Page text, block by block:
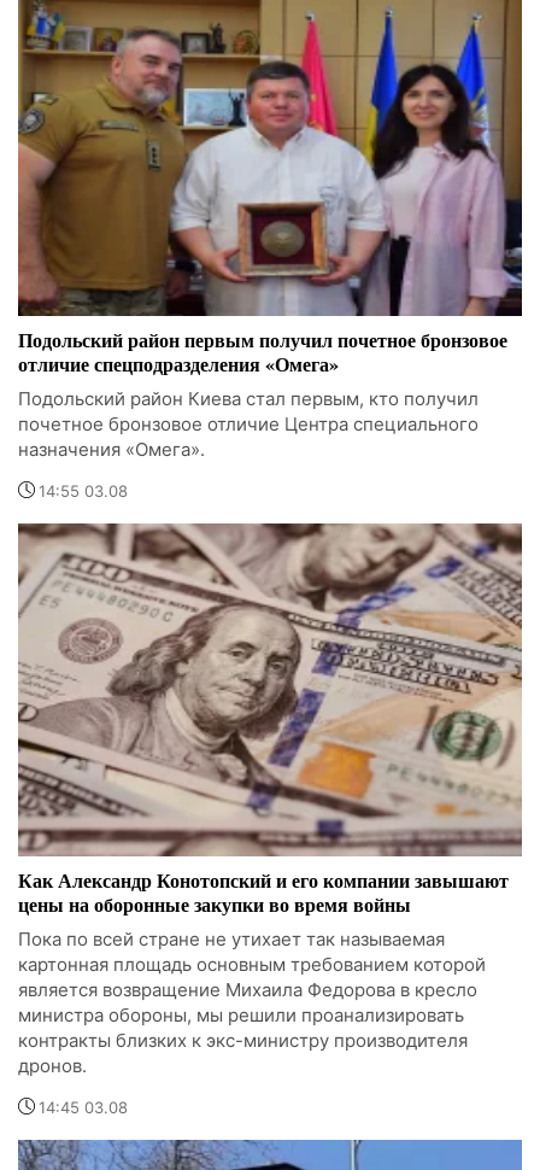
Подольский район первым получил почетное бронзовое
отличие спецподразделения «Омега»
Подольский район Киева стал первым, кто получил
почетное бронзовое отличие Центра специального
назначения «Омега».
14:55 03.08
Как Александр Конотопский и его компании завышают
цены на оборонные закупки во время войны
Пока по всей стране не утихает так называемая
картонная площадь основным требованием которой
является возвращение Михаила Федорова в кресло
министра обороны, мы решили проанализировать
контракты близких к экс-министру производителя
дронов.
14:45 03.08